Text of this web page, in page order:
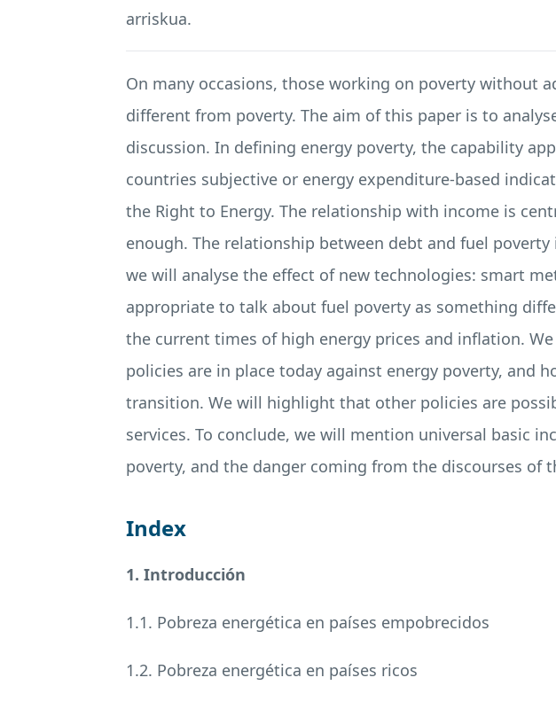
arriskua.
On many occasions, those working on poverty without
different from poverty. The aim of this paper is to
discussion. In defining energy poverty, the capability
countries subjective or energy expenditure-based
the Right to Energy. The relationship with income is
enough. The relationship between debt and fuel
we will analyse the effect of new technologies: smart
appropriate to talk about fuel poverty as something
the current times of high energy prices and inflation.
policies are in place today against energy poverty, and
transition. We will highlight that other policies are
services. To conclude, we will mention universal basic
poverty, and the danger coming from the discourses of
Index
1. Introducción
1.1. Pobreza energética en países empobrecidos
1.2. Pobreza energética en países ricos